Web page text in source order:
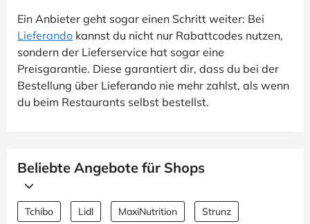
Ein Anbieter geht sogar einen Schritt weiter: Bei
Lieferando kannst du nicht nur Rabattcodes nutzen,
sondern der Lieferservice hat sogar eine
Preisgarantie. Diese garantiert dir, dass du bei der
Bestellung über Lieferando nie mehr zahlst, als wenn
du beim Restaurants selbst bestellst.
Beliebte Angebote für Shops
Tchibo Lidl MaxiNutrition Strunz